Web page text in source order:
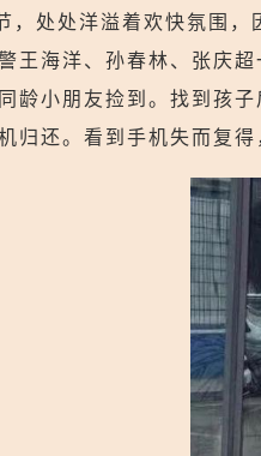
，处处洋溢着欢快氛围
王海洋、孙春林、张庆
龄小朋友捡到。找到孩
归还。看到手机失而复